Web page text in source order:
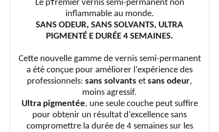
Le pTremier vernis semi-permanent non
inflammable au monde.
SANS ODEUR, SANS SOLVANTS, ULTRA
PIGMENTÉ E DURÉE 4 SEMAINES.
Cette nouvelle gamme de vernis semi-permanent
a été conçue pour améliorer l’expérience des
professionnels: sans solvants et sans odeur,
moins agressif.
Ultra pigmentée, une seule couche peut suffire
pour obtenir un résultat d’excellence sans
compromettre la durée de 4 semaines sur les